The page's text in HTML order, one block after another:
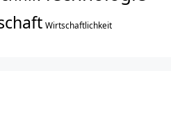
Wirtschaftlichkeit